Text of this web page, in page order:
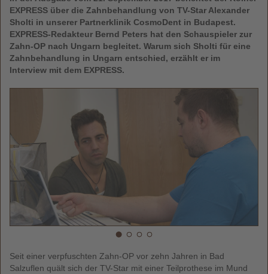
EXPRESS über die Zahnbehandlung von TV-Star Alexander
Sholti in unserer Partnerklinik CosmoDent in Budapest.
EXPRESS-Redakteur Bernd Peters hat den Schauspieler zur
Zahn-OP nach Ungarn begleitet. Warum sich Sholti für eine
Zahnbehandlung in Ungarn entschied, erzählt er im
Interview mit dem EXPRESS.
Seit einer verpfuschten Zahn-OP vor zehn Jahren in Bad
Salzuflen quält sich der TV-Star mit einer Teilprothese im Mund